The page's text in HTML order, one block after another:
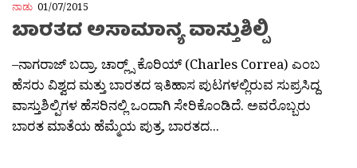
ನಾಡು 01/07/2015
ಬಾರತದ ಅಸಾಮಾನ್ಯ ವಾಸ್ತುಶಿಲ್ಪಿ
–ನಾಗರಾಜ್ ಬದ್ರಾ. ಚಾರ‍್ಲ್ಸ್ ಕೊರಿಯ್ (Charles Correa) ಎಂಬ
ಹೆಸರು ವಿಶ್ವದ ಮತ್ತು ಬಾರತದ ಇತಿಹಾಸ ಪುಟಗಳಲ್ಲಿರುವ ಸುಪ್ರಸಿದ್ದ
ವಾಸ್ತುಶಿಲ್ಪಿಗಳ ಹೆಸರಿನಲ್ಲಿ ಒಂದಾಗಿ ಸೇರಿಕೊಂಡಿದೆ. ಅವರೊಬ್ಬರು
ಬಾರತ ಮಾತೆಯ ಹೆಮ್ಮೆಯ ಪುತ್ರ, ಬಾರತದ...